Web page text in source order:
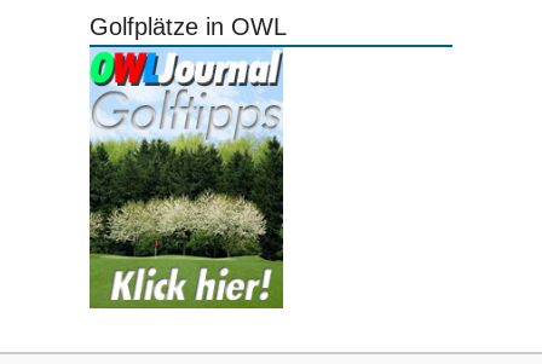
Golfplätze in OWL